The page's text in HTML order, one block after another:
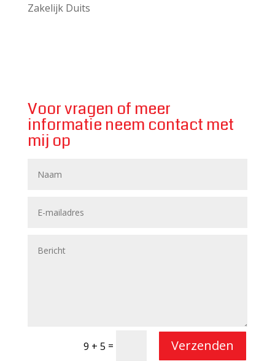
Zakelijk Duits
Voor vragen of meer
informatie neem contact met
mij op
9 + 5 = Verzenden